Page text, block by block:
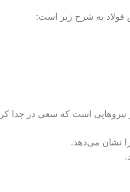
فولاد به شرح زیر است:
است که سعی در جدا
نشان می‌دهد.